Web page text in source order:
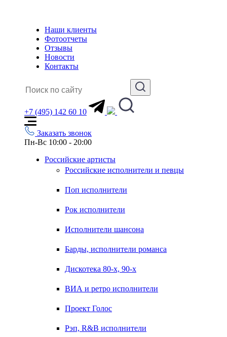
Наши клиенты
Фотоотчеты
Отзывы
Новости
Контакты
+7 (495) 142 60 10
Заказать звонок
Пн-Вс 10:00 - 20:00
Российские артисты
Российские исполнители и певцы
Поп исполнители
Рок исполнители
Исполнители шансона
Барды, исполнители романса
Дискотека 80-х, 90-х
ВИА и ретро исполнители
Проект Голос
Рэп, R&B исполнители